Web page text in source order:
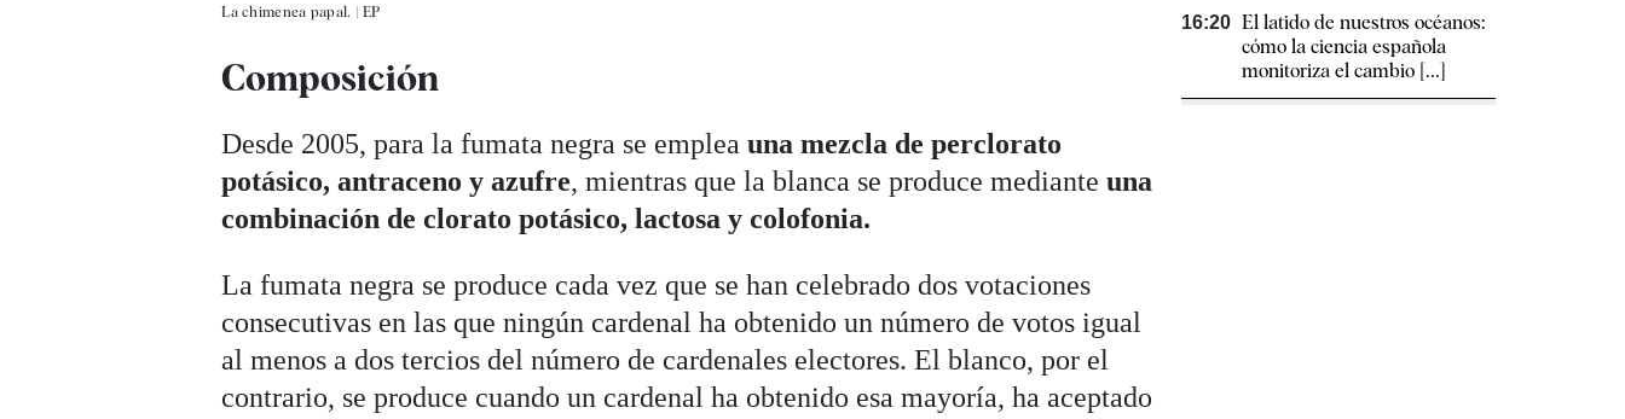
La chimenea papal. | EP
Composición
Desde 2005, para la fumata negra se empleauna mezcla de perclorato
potásico, antraceno y azufre, mientras que la blanca se produce medianteuna
combinación de clorato potásico, lactosa y colofonia.
La fumata negra se produce cada vez que se han celebrado dos votaciones
consecutivas en las que ningún cardenal ha obtenido un número de votos igual
al menos a dos tercios del número de cardenales electores. El blanco, por el
contrario, se produce cuando un cardenal ha obtenido esa mayoría, ha aceptado
16:20 El latido de nuestros océanos:
cómo la ciencia española
monitoriza el cambio [...]